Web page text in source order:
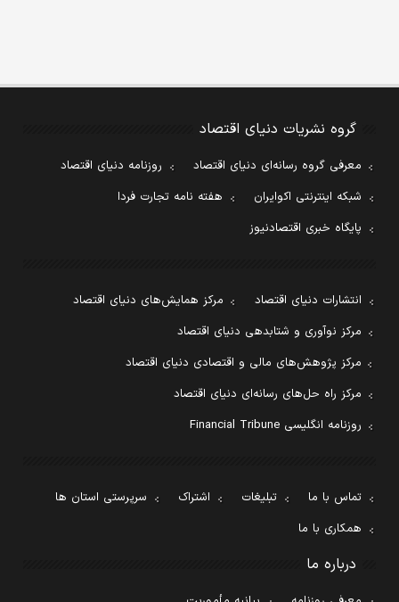
گروه نشریات دنیای اقتصاد
معرفی گروه رسانه‌ای دنیای اقتصاد
روزنامه دنیای اقتصاد
شبکه اینترنتی اکوایران
هفته نامه تجارت فردا
پایگاه خبری اقتصادنیوز
انتشارات دنیای اقتصاد
مرکز همایش‌های دنیای اقتصاد
مرکز نوآوری و شتابدهی دنیای اقتصاد
مرکز پژوهش‌های مالی و اقتصادی دنیای اقتصاد
مرکز راه حل‌های رسانه‌ای دنیای اقتصاد
روزنامه انگلیسی Financial Tribune
تماس با ما تبلیغات اشتراک
سرپرستی استان ها
همکاری با ما
درباره ما